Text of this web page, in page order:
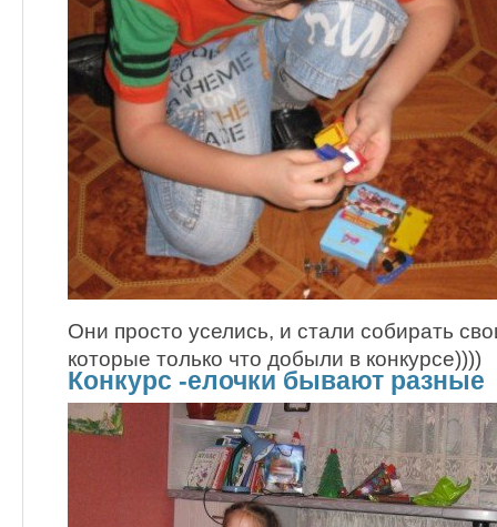
Они просто уселись, и стали собирать
которые только что добыли в конкурсе))))
Конкурс -елочки бывают разные